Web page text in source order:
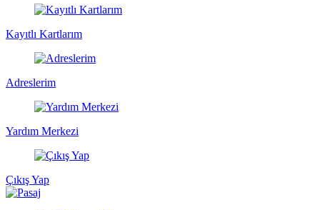
Kayıtlı Kartlarım
Adreslerim
Yardım Merkezi
Çıkış Yap